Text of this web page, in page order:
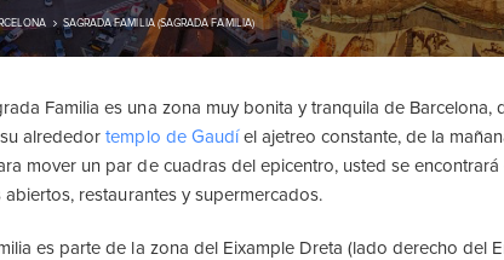
SAGRADA FAMILIA (SAGRADA FAMILIA)
Familia es una zona muy bonita y tranquila de
alrededortemplo de Gaudíel ajetreo constante, de la
mover un par de cuadras del epicentro, usted se
restaurantes y supermercados.
es parte de la zona del Eixample Dreta (lado derecho del